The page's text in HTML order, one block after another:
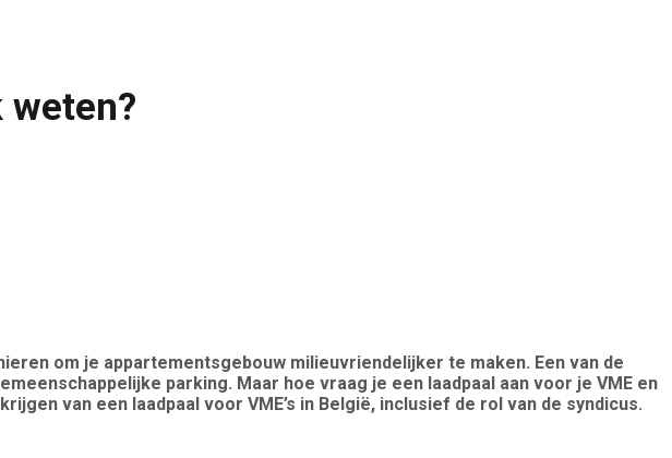
weten?
om je appartementsgebouw milieuvriendelijker te maken. Een van de
parking. Maar hoe vraag je een laadpaal aan voor je VME en
van een laadpaal voor VME’s in België, inclusief de rol van de syndicus.